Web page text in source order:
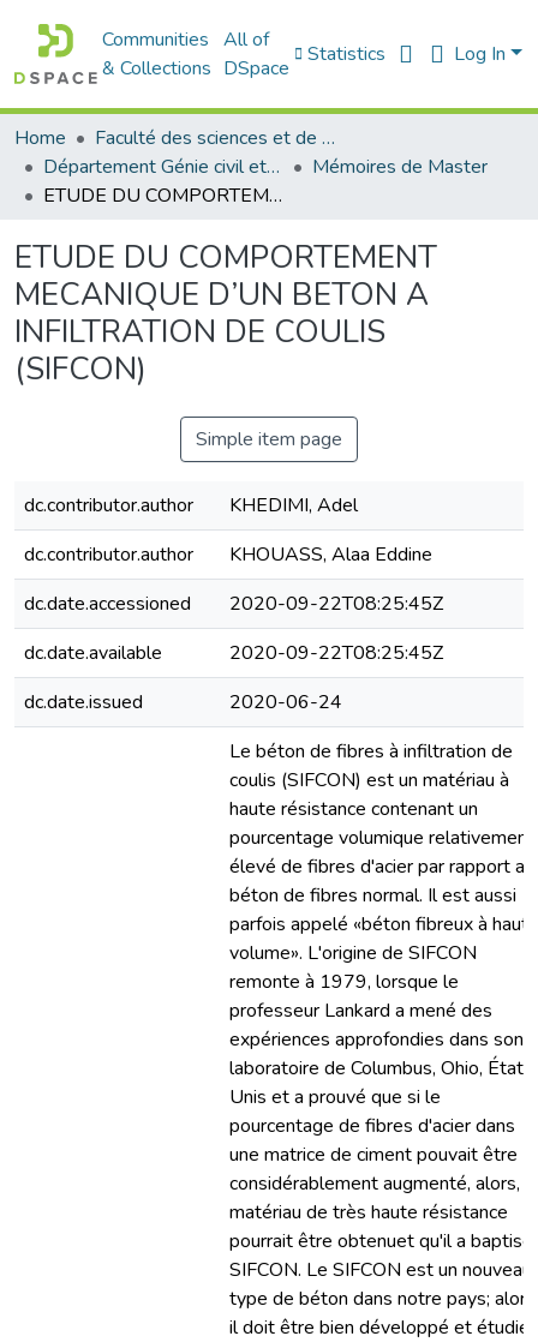
Communities
& Collections
All of
DSpace
Statistics Log In
Home
Faculté des sciences et de la technologie
Département Génie civil et Architecture
Mémoires de Master
ETUDE DU COMPORTEMENT MECANIQUE D’UN BETON A INFILTRATION DE COULIS (SIFCON)
ETUDE DU COMPORTEMENT
MECANIQUE D’UN BETON A
INFILTRATION DE COULIS
(SIFCON)
Simple item page
dc.contributor.author
KHEDIMI, Adel
dc.contributor.author
KHOUASS, Alaa Eddine
dc.date.accessioned
2020-09-22T08:25:45Z
dc.date.available
2020-09-22T08:25:45Z
dc.date.issued
2020-06-24
Le béton de fibres à infiltration de
coulis (SIFCON) est un matériau à
haute résistance contenant un
pourcentage volumique relativement
élevé de fibres d'acier par rapport au
béton de fibres normal. Il est aussi
parfois appelé «béton fibreux à haut
volume». L'origine de SIFCON
remonte à 1979, lorsque le
professeur Lankard a mené des
expériences approfondies dans son
laboratoire de Columbus, Ohio,
Unis et a prouvé que si le
pourcentage de fibres d'acier dans
une matrice de ciment pouvait être
considérablement augmenté, alors,
matériau de très haute résistance
pourrait être obtenuet qu'il a baptisé
SIFCON. Le SIFCON est un nouveau
type de béton dans notre pays; alors
il doit être bien développé et étudié